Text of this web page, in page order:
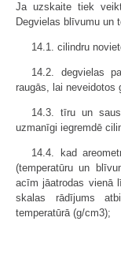
Ja uzskaite tiek
Degvielas blīvumu un
14.1. cilindru
14.2. degvielas
raugās, lai neveidotos
14.3. tīru un
uzmanīgi iegremdē
14.4. kad
(temperatūru un
acīm jāatrodas vienā
skalas rādījums
temperatūrā (g/cm3);